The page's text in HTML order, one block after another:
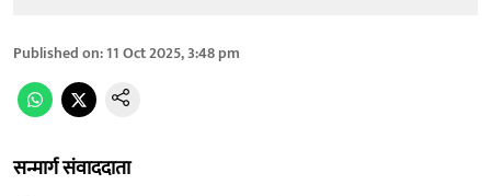
Published on:11 Oct 2025, 3:48 pm
सन्मार्ग संवाददाता